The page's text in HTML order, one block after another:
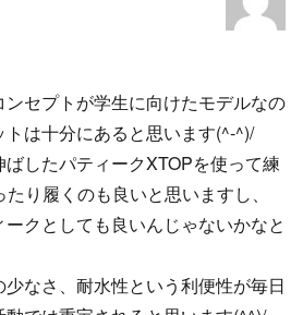
セプトが学生に向けたモデルなの
は十分にあると思います(^-^)/
したパティークXTOPを使って練
り履くのも良いと思いますし、
クとしても良いんじゃないかなと
なさ、耐水性という利便性が毎日